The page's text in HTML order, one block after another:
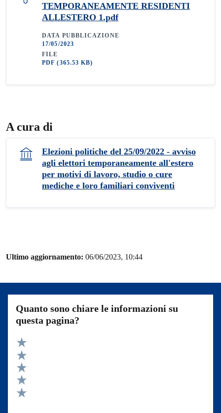
TEMPORANEAMENTE RESIDENTI
ALLESTERO 1.pdf
DATA PUBBLICAZIONE
17/05/2023
FILE
PDF(365.53 KB)
A cura di
Elezioni politiche del 25/09/2022 - avviso
agli elettori temporaneamente all'estero
per motivi di lavoro, studio o cure
mediche e loro familiari conviventi
Ultimo aggiornamento: 06/06/2023, 10:44
Quanto sono chiare le informazioni su
questa pagina?
Valuta 5 stelle su 5
Valuta 4 stelle su 5
Valuta 3 stelle su 5
Valuta 2 stelle su 5